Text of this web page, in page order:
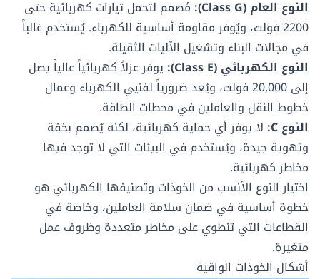
النوع العام (Class G):
مُصمم لتحمل تيارات كهربائية حتى
2200 فولت، ويُوفر مقاومة أساسية للكهرباء. يُستخدم غالباً
في مجالات البناء وتشغيل الآليات الثقيلة.
النوع الكهربائي (Class E):
يوفر عزلاً كهربائياً عالياً يصل
إلى 20,000 فولت، ويُعد ضرورياً لفنيي الكهرباء وعمال
خطوط النقل والعاملين في محطات الطاقة.
النوع C:
لا يوفر أي حماية كهربائية، لكنه يُصمم بخفة
وتهوية جيدة، ويُستخدم في البيئات التي لا توجد فيها
مخاطر كهربائية.
اختيار النوع الأنسب من الخوذات وتصنيفها الكهربائي هو
خطوة أساسية في ضمان سلامة العاملين، وخاصة في
القطاعات التي تنطوي على مخاطر متعددة وظروف عمل
متغيرة.
أشكال الخوذات الواقية